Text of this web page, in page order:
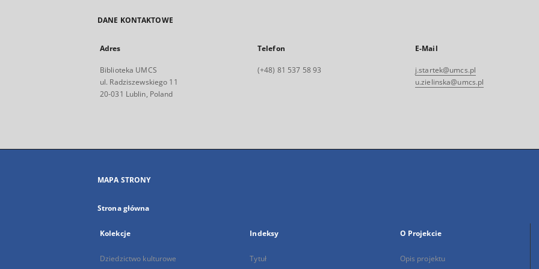
DANE KONTAKTOWE
Adres
Biblioteka UMCS
ul. Radziszewskiego 11
20-031 Lublin, Poland
Telefon
(+48) 81 537 58 93
E-Mail
j.startek@umcs.pl
u.zielinska@umcs.pl
MAPA STRONY
Strona główna
Kolekcje
Dziedzictwo kulturowe
Indeksy
Tytuł
O Projekcie
Opis projektu